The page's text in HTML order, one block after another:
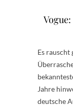
Es
Jahre
deutsche